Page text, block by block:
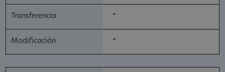
-
-